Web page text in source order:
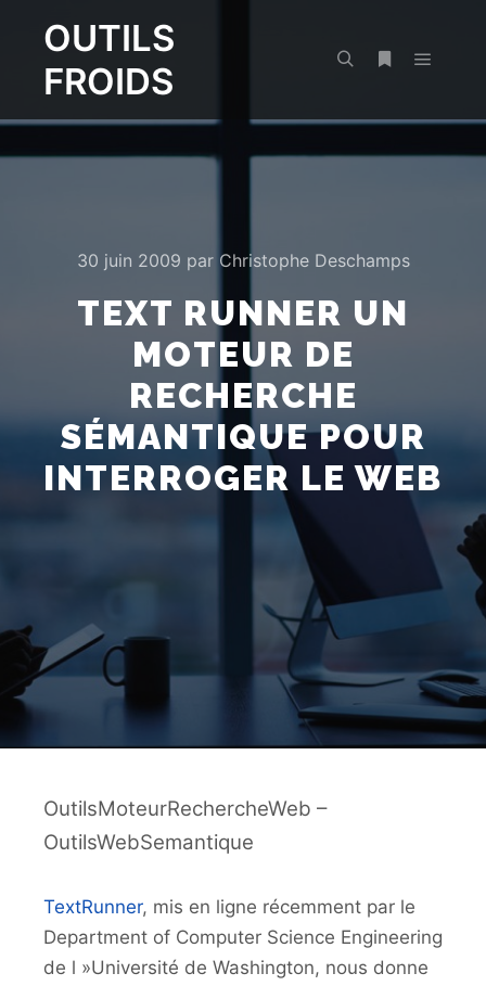
OUTILS
FROIDS
30 juin 2009 par Christophe Deschamps
TEXT RUNNER UN
MOTEUR DE
RECHERCHE
SÉMANTIQUE POUR
INTERROGER LE WEB
OutilsMoteurRechercheWeb –
OutilsWebSemantique
TextRunner, mis en ligne récemment par le
Department of Computer Science Engineering
de l »Université de Washington, nous donne